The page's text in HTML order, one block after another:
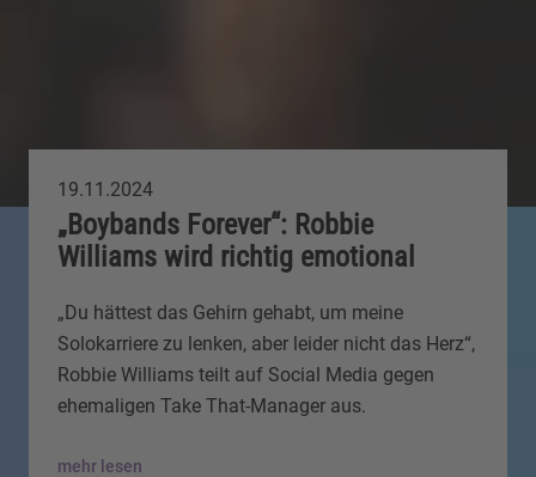
19.11.2024
„Boybands Forever“: Robbie
Williams wird richtig emotional
„Du hättest das Gehirn gehabt, um meine
Solokarriere zu lenken, aber leider nicht das Herz“,
Robbie Williams teilt auf Social Media gegen
ehemaligen Take That-Manager aus.
mehr lesen